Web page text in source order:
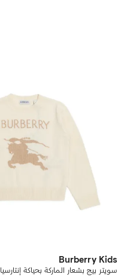
Burberry Kids
سويتر بيج بشعار الماركة بحياكة إنتارسيا